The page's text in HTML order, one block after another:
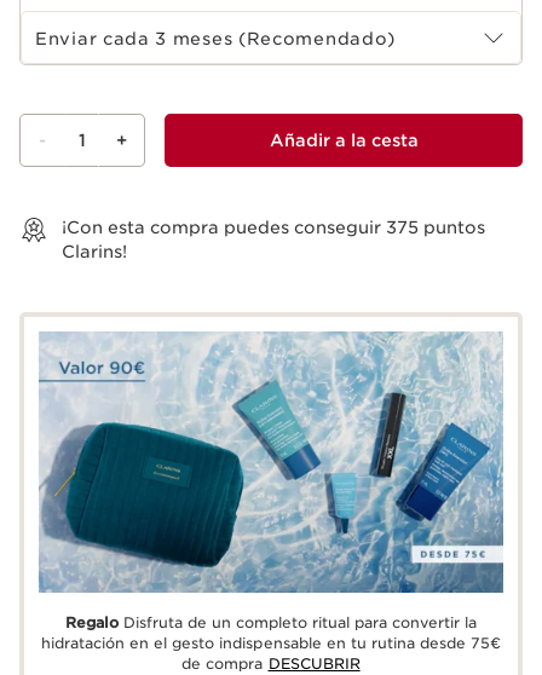
Select subscription period
Enviar cada 3 meses (Recomendado)
- 1 + Añadir a la cesta
¡Con esta compra puedes conseguir 375 puntos
Clarins!
RegaloDisfruta de un completo ritual para convertir la
hidratación en el gesto indispensable en tu rutina desde 75€
de compra DESCUBRIR